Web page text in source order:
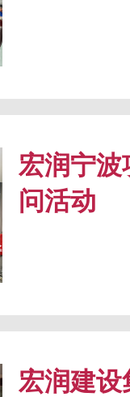
宏润宁
问活动
宏润建